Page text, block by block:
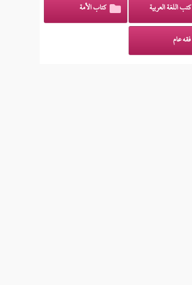
كتب اللغة العربية كتاب الأمة
فقه عام